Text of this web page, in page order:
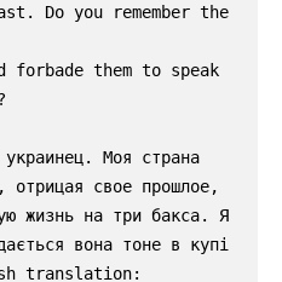
Do you remember the
forbade them to speak
Моя страна
отрицая свое прошлое,
жизнь на три бакса. Я
вона тоне в купі
translation: